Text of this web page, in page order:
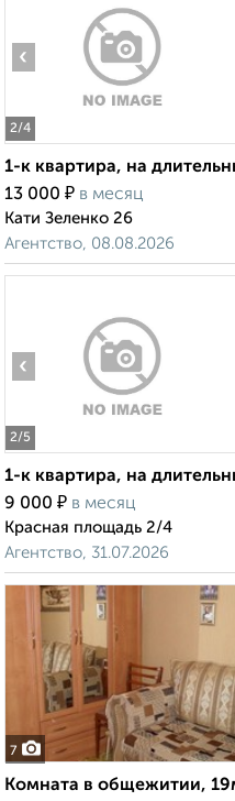
2/4
‹
1-к квартира, на
13 000 ₽ в месяц
Кати Зеленко 26
Агентство, 08.08.2026
2/5
‹
1-к квартира, на
9 000 ₽ в месяц
Красная площадь 2/4
Агентство, 31.07.2026
7
Комната в общежитии,